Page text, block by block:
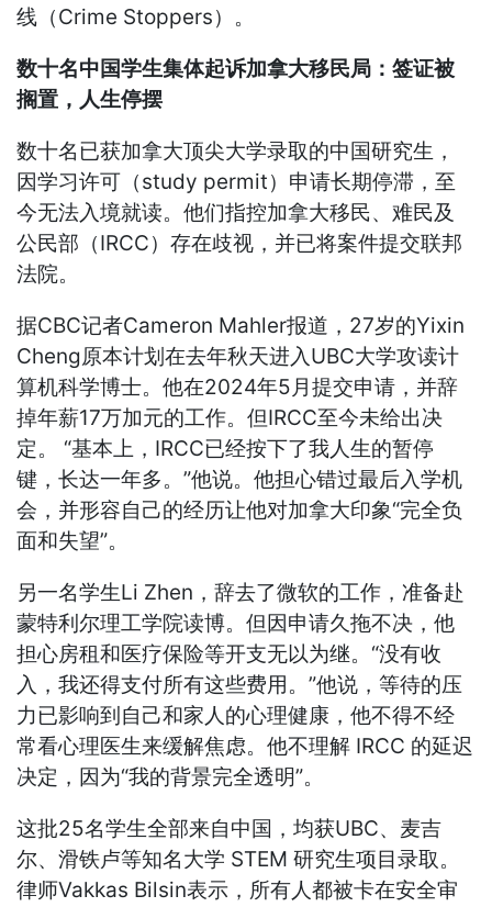
线（Crime Stoppers）。
数十名中国学生集体起诉加拿大移民局：签证被
搁置，人生停摆
数十名已获加拿大顶尖大学录取的中国研究生，
因学习许可（study permit）申请长期停滞，至
今无法入境就读。他们指控加拿大移民、难民及
公民部（IRCC）存在歧视，并已将案件提交联邦
法院。
据CBC记者Cameron Mahler报道，27岁的Yixin
Cheng原本计划在去年秋天进入UBC大学攻读计
算机科学博士。他在2024年5月提交申请，并辞
掉年薪17万加元的工作。但IRCC至今未给出决
定。 “基本上，IRCC已经按下了我人生的暂停
键，长达一年多。”他说。他担心错过最后入学机
会，并形容自己的经历让他对加拿大印象“完全负
面和失望”。
另一名学生Li Zhen，辞去了微软的工作，准备赴
蒙特利尔理工学院读博。但因申请久拖不决，他
担心房租和医疗保险等开支无以为继。“没有收
入，我还得支付所有这些费用。”他说，等待的压
力已影响到自己和家人的心理健康，他不得不经
常看心理医生来缓解焦虑。他不理解 IRCC 的延迟
决定，因为“我的背景完全透明”。
这批25名学生全部来自中国，均获UBC、麦吉
尔、滑铁卢等知名大学 STEM 研究生项目录取。
律师Vakkas Bilsin表示，所有人都被卡在安全审